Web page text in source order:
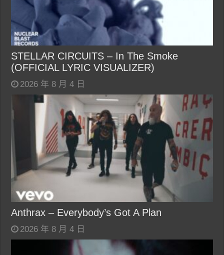
STELLAR CIRCUITS – In The Smoke
(OFFICIAL LYRIC VISUALIZER)
2026 年 8 月 4 日
Anthrax – Everybody’s Got A Plan
2026 年 8 月 4 日